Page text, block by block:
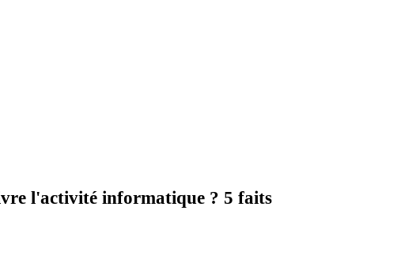
l'activité informatique ? 5 faits